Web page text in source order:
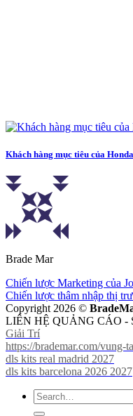
Khách hàng mục tiêu của
Brade Mar
Chiến lược Marketing của
Chiến lược thâm nhập thị
Copyright 2026 ©
LIÊN HỆ QUẢNG CÁO -
Giải Trí
https://brademar.com/vung-
dls kits real madrid 2027
dls kits barcelona 2026 2027